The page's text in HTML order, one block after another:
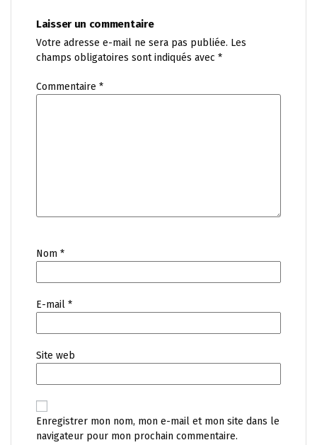
Laisser un commentaire
Votre adresse e-mail ne sera pas publiée. Les
champs obligatoires sont indiqués avec *
Commentaire *
Nom *
E-mail *
Site web
Enregistrer mon nom, mon e-mail et mon site dans le
navigateur pour mon prochain commentaire.